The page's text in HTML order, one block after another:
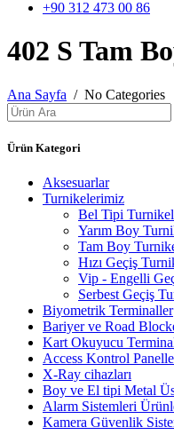
+90 312 473 00 86
402 S Tam
Ana Sayfa / No Categories
Ürün Kategori
Aksesuarlar
Turnikelerimiz
Bel Tipi
Yarım Boy
Tam Boy
Hızı Geçiş
Vip - Engelli
Serbest Geçiş
Biyometrik Terminaller
Bariyer ve Road
Kart Okuyucu
Access Kontrol
X-Ray cihazları
Boy ve El tipi Metal
Alarm Sistemleri
Kamera Güvenlik